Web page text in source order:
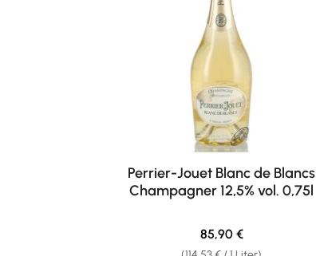
Perrier-Jouet Blanc de Blancs
Champagner 12,5% vol. 0,75l
Regulärer Preis:
85,90 €